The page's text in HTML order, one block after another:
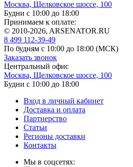
Москва, Щелковское шоссе, 100
Будни с 10:00 до 18:00
Принимаем к оплате:
© 2010-2026, ARSENATOR.RU
8 499 112-39-49
По будням с 10:00 до 18:00 (МСК)
Заказать звонок
Центральный офис
Москва, Щелковское шоссе, 100
Будни с 10:00 до 18:00
Вход в личный кабинет
Доставка и оплата
Партнерство
Статьи
Регионы доставки
Контакты
Мы в соцсетях: